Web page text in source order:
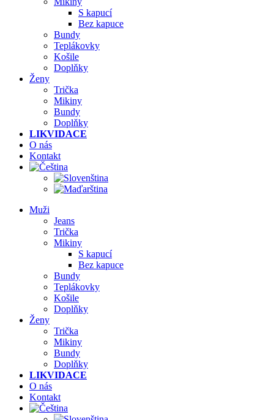
S kapucí
Bez kapuce
Bundy
Teplákovky
Košile
Doplňky
Ženy
Trička
Mikiny
Bundy
Doplňky
LIKVIDACE
O nás
Kontakt
Muži
Jeans
Trička
Mikiny
S kapucí
Bez kapuce
Bundy
Teplákovky
Košile
Doplňky
Ženy
Trička
Mikiny
Bundy
Doplňky
LIKVIDACE
O nás
Kontakt